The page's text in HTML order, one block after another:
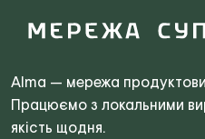
Alma — мережа
Працюємо з локальними
якість щодня.